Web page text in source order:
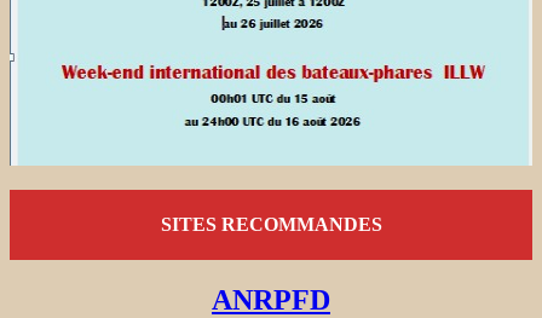
SITES RECOMMANDES
ANRPFD